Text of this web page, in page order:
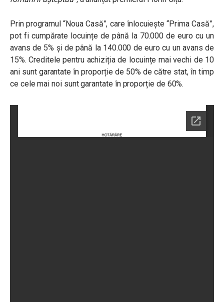
Prin programul “Noua Casă”, care înlocuiește “Prima Casă”,
pot fi cumpărate locuințe de până la 70.000 de euro cu un
avans de 5% și de până la 140.000 de euro cu un avans de
15%.Creditele pentru achiziția de locuințe mai vechi de 10
ani sunt garantate în proporție de 50% de către stat, în timp
ce cele mai noi sunt garantate în proporție de 60%.